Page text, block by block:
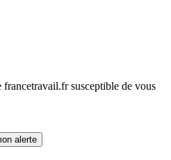
susceptible de vous
alerte